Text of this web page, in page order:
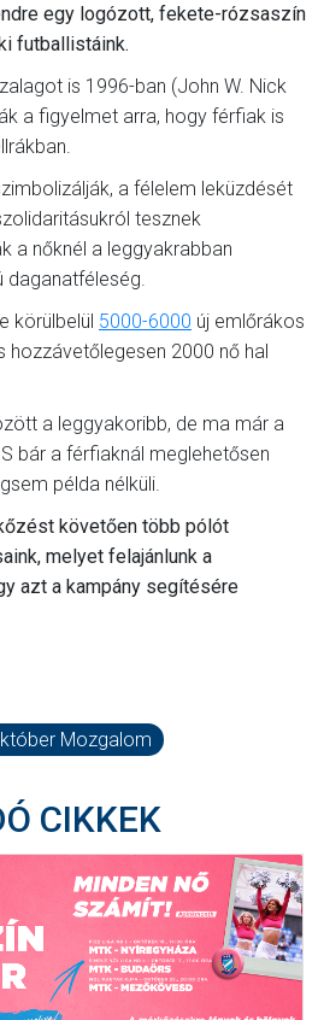
egy logózott, fekete-rózsaszín
futballistáink.
is 1996-ban (John W. Nick
a figyelmet arra, hogy férfiak is
a félelem leküzdését
tesznek
a nőknél a leggyakrabban
daganatféleség.
körülbelül 5000-6000 új emlőrákos
hozzávetőlegesen 2000 nő hal
a leggyakoribb, de ma már a
bár a férfiaknál meglehetősen
példa nélküli.
követően több pólót
melyet felajánlunk a
azt a kampány segítésére
Mozgalom
CIKKEK